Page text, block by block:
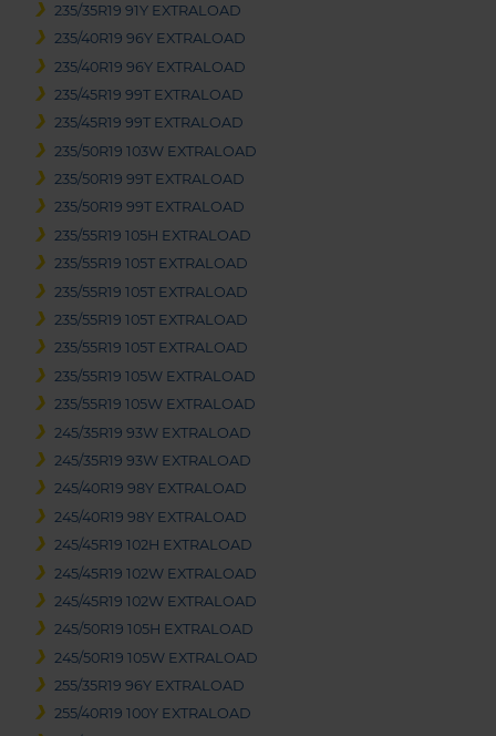
235/35R19 91Y EXTRALOAD
235/40R19 96Y EXTRALOAD
235/40R19 96Y EXTRALOAD
235/45R19 99T EXTRALOAD
235/45R19 99T EXTRALOAD
235/50R19 103W EXTRALOAD
235/50R19 99T EXTRALOAD
235/50R19 99T EXTRALOAD
235/55R19 105H EXTRALOAD
235/55R19 105T EXTRALOAD
235/55R19 105T EXTRALOAD
235/55R19 105T EXTRALOAD
235/55R19 105T EXTRALOAD
235/55R19 105W EXTRALOAD
235/55R19 105W EXTRALOAD
245/35R19 93W EXTRALOAD
245/35R19 93W EXTRALOAD
245/40R19 98Y EXTRALOAD
245/40R19 98Y EXTRALOAD
245/45R19 102H EXTRALOAD
245/45R19 102W EXTRALOAD
245/45R19 102W EXTRALOAD
245/50R19 105H EXTRALOAD
245/50R19 105W EXTRALOAD
255/35R19 96Y EXTRALOAD
255/40R19 100Y EXTRALOAD